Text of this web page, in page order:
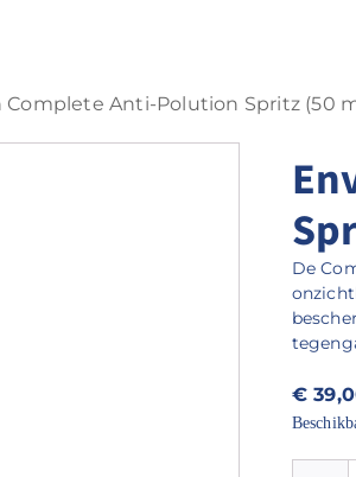
Complete Anti-Polution Spritz (50
De
€